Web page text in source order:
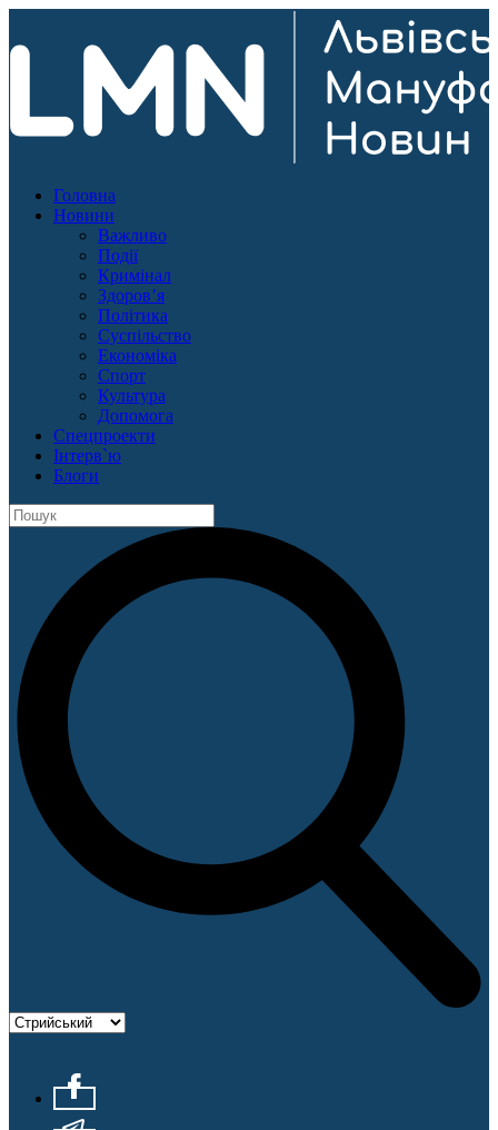
Головна
Новини
Важливо
Події
Кримінал
Здоров’я
Політика
Суспільство
Економіка
Спорт
Культура
Допомога
Спецпроекти
Інтерв`ю
Блоги